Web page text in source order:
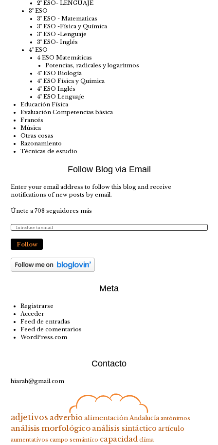
2º ESO- LENGUAJE
3º ESO
3º ESO - Matematicas
3º ESO -Física y Química
3º ESO -Lenguaje
3º ESO- Inglés
4º ESO
4 ESO Matemáticas
Potencias, radicales y logaritmos
4º ESO Biología
4º ESO Física y Química
4º ESO Inglés
4º ESO Lenguaje
Educación Física
Evaluación Competencias básica
Francés
Música
Otras cosas
Razonamiento
Técnicas de estudio
Follow Blog via Email
Enter your email address to follow this blog and receive
notifications of new posts by email.
Únete a 708 seguidores más
Follow
Meta
Registrarse
Acceder
Feed de entradas
Feed de comentarios
WordPress.com
Contacto
hiarah@gmail.com
adjetivos adverbio alimentación Andalucía antónimos
análisis morfológico análisis sintáctico artículo
aumentativos campo semántico capacidad clima